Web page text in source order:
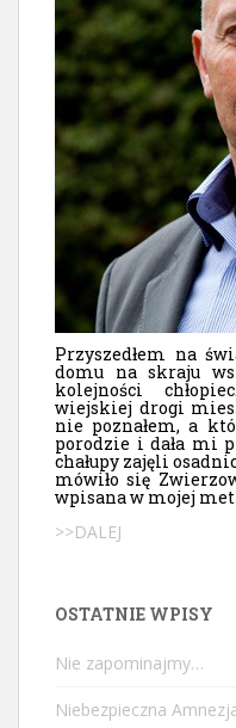
Przyszedłem na
domu na skraju
kolejności
wiejskiej drogi
nie poznałem, a
porodzie i dała mi
chałupy zajęli
mówiło się
wpisana w mojej
>>DALEJ
OSTATNIE WPISY
Nie zapominajmy…
Niebezpieczna